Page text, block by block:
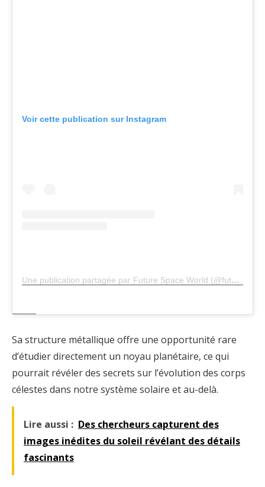
Voir cette publication sur Instagram
Une publication partagée par Future Space World (@futurespaceworld)
Sa structure métallique offre une opportunité rare
d’étudier directement un noyau planétaire, ce qui
pourrait révéler des secrets sur l’évolution des corps
célestes dans notre système solaire et au-delà.
Lire aussi : Des chercheurs capturent des
images inédites du soleil révélant des détails
fascinants